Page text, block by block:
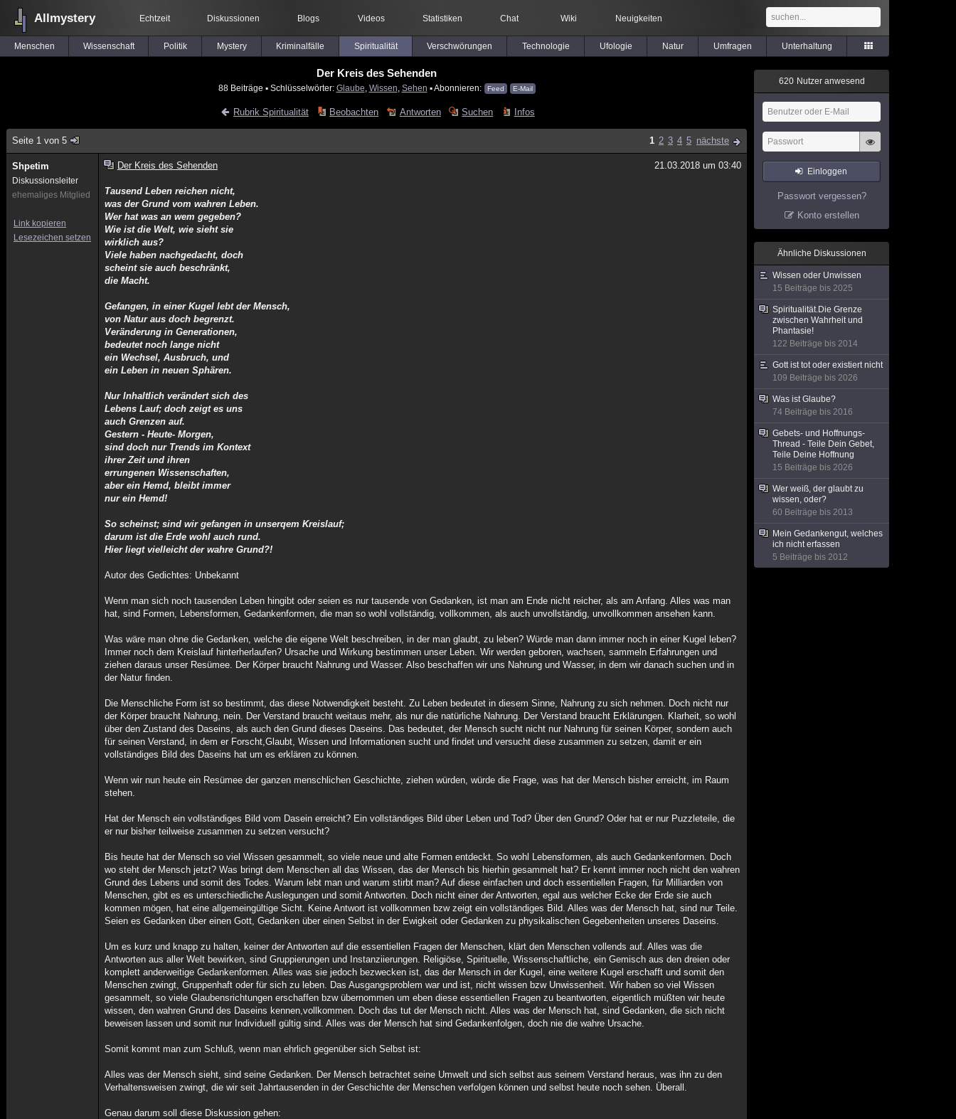
Allmystery Echtzeit Diskussionen Blogs Videos Statistiken Chat Wiki Neuigkeiten
Menschen Wissenschaft Politik Mystery Kriminalfälle Spiritualität Verschwörungen Technologie Ufologie Natur Umfragen Unterhaltung
Der Kreis des Sehenden
88 Beiträge ▪ Schlüsselwörter: Glaube Wissen Sehen ▪ Abonnieren: Feed E-Mail
Rubrik Spiritualität Beobachten Antworten Suchen Infos
Seite 1 von 5 1 2 3 4 5 nächste
Shpetim
Diskussionsleiter
ehemaliges Mitglied
Link kopieren
Lesezeichen setzen
Der Kreis des Sehenden 21.03.2018 um 03:40
Tausend Leben reichen nicht,
was der Grund vom wahren Leben.
Wer hat was an wem gegeben?
Wie ist die Welt, wie sieht sie
wirklich aus?
Viele haben nachgedacht, doch
scheint sie auch beschränkt,
die Macht.
Gefangen, in einer Kugel lebt der Mensch,
von Natur aus doch begrenzt.
Veränderung in Generationen,
bedeutet noch lange nicht
ein Wechsel, Ausbruch, und
ein Leben in neuen Sphären.
Nur Inhaltlich verändert sich des
Lebens Lauf; doch zeigt es uns
auch Grenzen auf.
Gestern - Heute- Morgen,
sind doch nur Trends im Kontext
ihrer Zeit und ihren
errungenen Wissenschaften,
aber ein Hemd, bleibt immer
nur ein Hemd!
So scheinst; sind wir gefangen in unserqem Kreislauf;
darum ist die Erde wohl auch rund.
Hier liegt vielleicht der wahre Grund?!
Autor des Gedichtes: Unbekannt
Wenn man sich noch tausenden Leben hingibt oder seien es nur tausende von Gedanken, ist man am Ende nicht reicher, als am Anfang. Alles was man
hat, sind Formen, Lebensformen, Gedankenformen, die man so wohl vollständig, vollkommen, als auch unvollständig, unvollkommen ansehen kann.
Was wäre man ohne die Gedanken, welche die eigene Welt beschreiben, in der man glaubt, zu leben? Würde man dann immer noch in einer Kugel leben?
Immer noch dem Kreislauf hinterherlaufen? Ursache und Wirkung bestimmen unser Leben. Wir werden geboren, wachsen, sammeln Erfahrungen und
ziehen daraus unser Resümee. Der Körper braucht Nahrung und Wasser. Also beschaffen wir uns Nahrung und Wasser, in dem wir danach suchen und in
der Natur finden.
Die Menschliche Form ist so bestimmt, das diese Notwendigkeit besteht. Zu Leben bedeutet in diesem Sinne, Nahrung zu sich nehmen. Doch nicht nur
der Körper braucht Nahrung, nein. Der Verstand braucht weitaus mehr, als nur die natürliche Nahrung. Der Verstand braucht Erklärungen. Klarheit, so wohl
über den Zustand des Daseins, als auch den Grund dieses Daseins. Das bedeutet, der Mensch sucht nicht nur Nahrung für seinen Körper, sondern auch
für seinen Verstand, in dem er Forscht,Glaubt, Wissen und Informationen sucht und findet und versucht diese zusammen zu setzen, damit er ein
vollständiges Bild des Daseins hat um es erklären zu können.
Wenn wir nun heute ein Resümee der ganzen menschlichen Geschichte, ziehen würden, würde die Frage, was hat der Mensch bisher erreicht, im Raum
stehen.
Hat der Mensch ein vollständiges Bild vom Dasein erreicht? Ein vollständiges Bild über Leben und Tod? Über den Grund? Oder hat er nur Puzzleteile, die
er nur bisher teilweise zusammen zu setzen versucht?
Bis heute hat der Mensch so viel Wissen gesammelt, so viele neue und alte Formen entdeckt. So wohl Lebensformen, als auch Gedankenformen. Doch
wo steht der Mensch jetzt? Was bringt dem Menschen all das Wissen, das der Mensch bis hierhin gesammelt hat? Er kennt immer noch nicht den wahren
Grund des Lebens und somit des Todes. Warum lebt man und warum stirbt man? Auf diese einfachen und doch essentiellen Fragen, für Milliarden von
Menschen, gibt es es unterschiedliche Auslegungen und somit Antworten. Doch nicht einer der Antworten, egal aus welcher Ecke der Erde sie auch
kommen mögen, hat eine allgemeingültige Sicht. Keine Antwort ist vollkommen bzw zeigt ein vollständiges Bild. Alles was der Mensch hat, sind nur Teile.
Seien es Gedanken über einen Gott, Gedanken über einen Selbst in der Ewigkeit oder Gedanken zu physikalischen Gegebenheiten unseres Daseins.
Um es kurz und knapp zu halten, keiner der Antworten auf die essentiellen Fragen der Menschen, klärt den Menschen vollends auf. Alles was die
Antworten aus aller Welt bewirken, sind Gruppierungen und Instanziierungen. Religiöse, Spirituelle, Wissenschaftliche, ein Gemisch aus den dreien oder
komplett anderweitige Gedankenformen. Alles was sie jedoch bezwecken ist, das der Mensch in der Kugel, eine weitere Kugel erschafft und somit den
Menschen zwingt, Gruppenhaft oder für sich zu leben. Das Ausgangsproblem war und ist, nicht wissen bzw Unwissenheit. Wir haben so viel Wissen
gesammelt, so viele Glaubensrichtungen erschaffen bzw übernommen um eben diese essentiellen Fragen zu beantworten, eigentlich müßten wir heute
wissen, den wahren Grund des Daseins kennen,vollkommen. Doch das tut der Mensch nicht. Alles was der Mensch hat, sind Gedanken, die sich nicht
beweisen lassen und somit nur Individuell gültig sind. Alles was der Mensch hat sind Gedankenfolgen, doch nie die wahre Ursache.
Somit kommt man zum Schluß, wenn man ehrlich gegenüber sich Selbst ist:
Alles was der Mensch sieht, sind seine Gedanken. Der Mensch betrachtet seine Umwelt und sich selbst aus seinem Verstand heraus, was ihn zu den
Verhaltensweisen zwingt, die wir seit Jahrtausenden in der Geschichte der Menschen verfolgen können und selbst heute noch sehen. Überall.
Genau darum soll diese Diskussion gehen:
620 Nutzer anwesend
Einloggen
Passwort vergessen?
Konto erstellen
Ähnliche Diskussionen
Wissen oder Unwissen
15 Beiträge bis 2025
Spiritualität.Die Grenze
zwischen Wahrheit und
Phantasie!
122 Beiträge bis 2014
Gott ist tot oder existiert nicht
109 Beiträge bis 2026
Was ist Glaube?
74 Beiträge bis 2016
Gebets- und Hoffnungs-
Thread - Teile Dein Gebet,
Teile Deine Hoffnung
15 Beiträge bis 2026
Wer weiß, der glaubt zu
wissen, oder?
60 Beiträge bis 2013
Mein Gedankengut, welches
ich nicht erfassen
5 Beiträge bis 2012